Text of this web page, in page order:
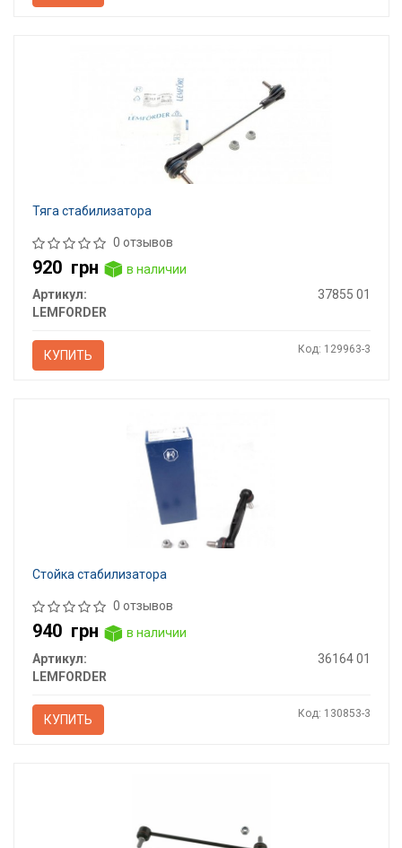
Тяга стабилизатора
0 отзывов
920 грн
в наличии
Артикул:
37855 01
LEMFORDER
КУПИТЬ Код: 129963-3
Стойка стабилизатора
0 отзывов
940 грн
в наличии
Артикул:
36164 01
LEMFORDER
КУПИТЬ Код: 130853-3